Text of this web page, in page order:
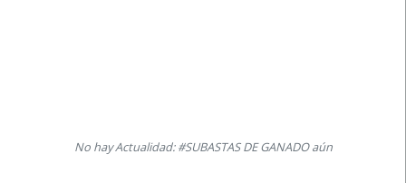
No hay Actualidad: #SUBASTAS DE GANADO aún